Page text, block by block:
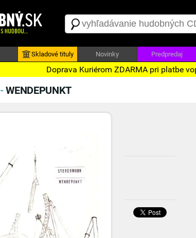
Skladové tituly Novinky Predpredaj
Doprava Kuriérom ZDARMA pri platbe
-WENDEPUNKT